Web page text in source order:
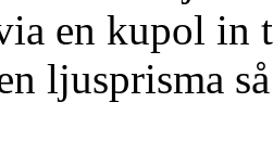
en kupol in
ljusprisma